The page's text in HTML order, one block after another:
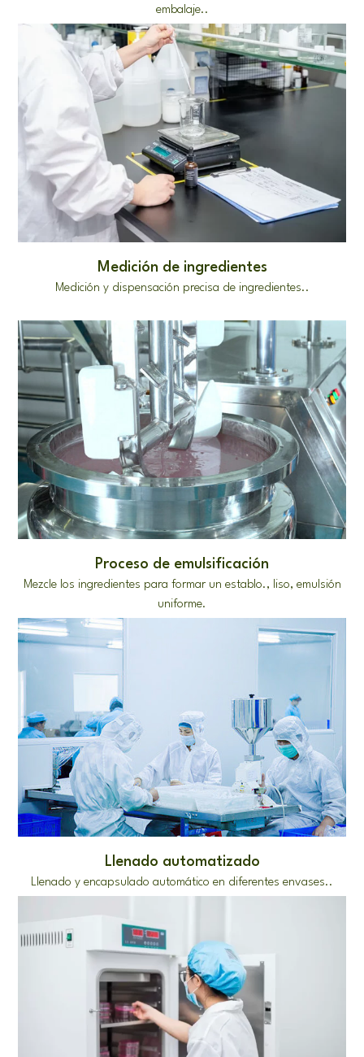
embalaje..
Medición de ingredientes
Medición y dispensación precisa de ingredientes..
Proceso de emulsificación
Mezcle los ingredientes para formar un establo., liso, emulsión
uniforme.
Llenado automatizado
Llenado y encapsulado automático en diferentes envases..